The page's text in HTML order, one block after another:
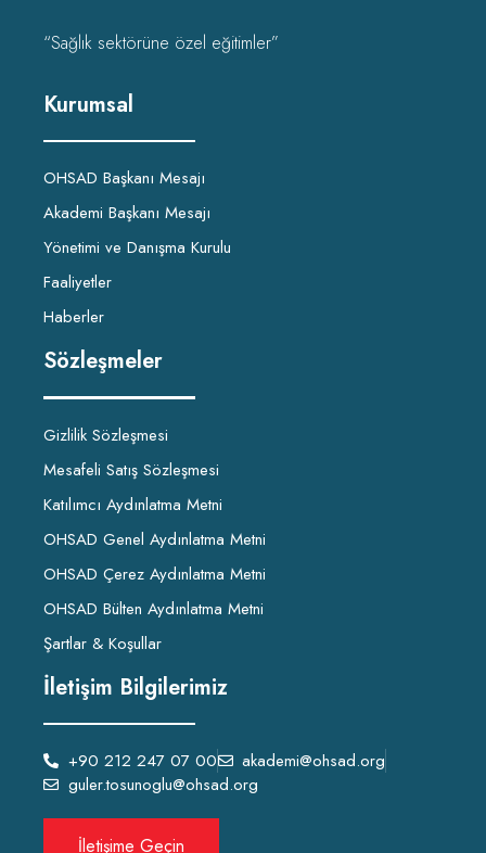
“Sağlık sektörüne özel eğitimler”
Kurumsal
OHSAD Başkanı Mesajı
Akademi Başkanı Mesajı
Yönetimi ve Danışma Kurulu
Faaliyetler
Haberler
Sözleşmeler
Gizlilik Sözleşmesi
Mesafeli Satış Sözleşmesi
Katılımcı Aydınlatma Metni
OHSAD Genel Aydınlatma Metni
OHSAD Çerez Aydınlatma Metni
OHSAD Bülten Aydınlatma Metni
Şartlar & Koşullar
İletişim Bilgilerimiz
+90 212 247 07 00
akademi@ohsad.org
guler.tosunoglu@ohsad.org
İletişime Geçin